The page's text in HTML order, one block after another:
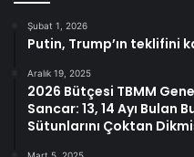
Şubat 1, 2026
Putin, Trump’ın teklifini
Aralık 19, 2025
2026 Bütçesi TBMM
Sancar: 13, 14 Ayı Bulan
Sütunlarını Çoktan
Mart 5, 2025